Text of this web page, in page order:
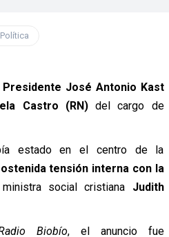
Política
Presidente José Antonio Kast
Castro (RN)del cargo de
estado en el centro de la
tensión interna con la
social cristiana Judith
Biobío, el anuncio fue